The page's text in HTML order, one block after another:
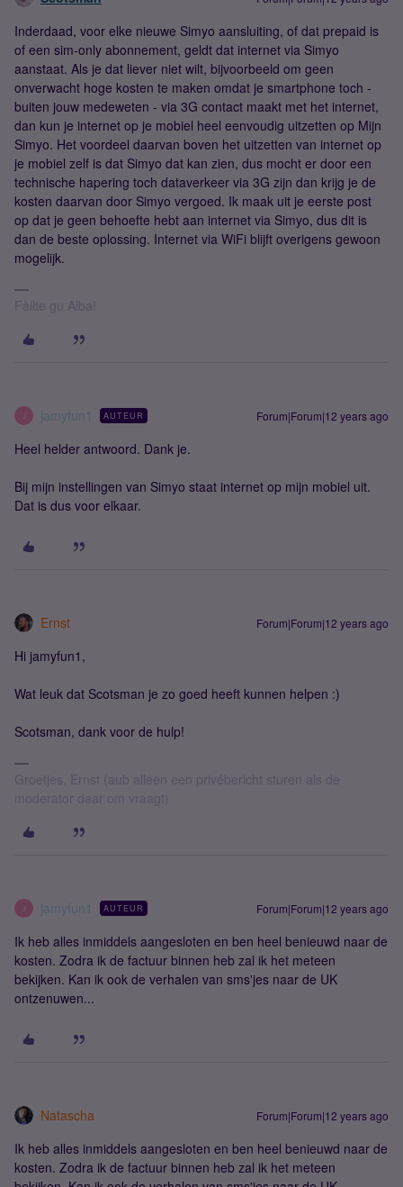
Inderdaad, voor elke nieuwe Simyo aansluiting, of dat prepaid is
of een sim-only abonnement, geldt dat internet via Simyo
aanstaat. Als je dat liever niet wilt, bijvoorbeeld om geen
onverwacht hoge kosten te maken omdat je smartphone toch -
buiten jouw medeweten - via 3G contact maakt met het internet,
dan kun je internet op je mobiel heel eenvoudig uitzetten op Mijn
Simyo. Het voordeel daarvan boven het uitzetten van internet op
je mobiel zelf is dat Simyo dat kan zien, dus mocht er door een
technische hapering toch dataverkeer via 3G zijn dan krijg je de
kosten daarvan door Simyo vergoed. Ik maak uit je eerste post
op dat je geen behoefte hebt aan internet via Simyo, dus dit is
dan de beste oplossing. Internet via WiFi blijft overigens gewoon
mogelijk.
Fàilte gu Alba!
J jamyfun1 AUTEUR Forum|Forum|12 years ago
Heel helder antwoord. Dank je.
Bij mijn instellingen van Simyo staat internet op mijn mobiel uit.
Dat is dus voor elkaar.
Ernst Forum|Forum|12 years ago
Hi jamyfun1,
Wat leuk dat Scotsman je zo goed heeft kunnen helpen :)
Scotsman, dank voor de hulp!
Groetjes, Ernst (aub alleen een privébericht sturen als de
moderator daar om vraagt)
J jamyfun1 AUTEUR Forum|Forum|12 years ago
Ik heb alles inmiddels aangesloten en ben heel benieuwd naar de
kosten. Zodra ik de factuur binnen heb zal ik het meteen
bekijken. Kan ik ook de verhalen van sms'jes naar de UK
ontzenuwen...
Natascha Forum|Forum|12 years ago
Ik heb alles inmiddels aangesloten en ben heel benieuwd naar de
kosten. Zodra ik de factuur binnen heb zal ik het meteen